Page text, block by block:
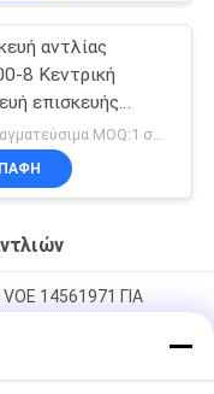
αντλίας
8 Κεντρική
επισκευής
Διαπραγματεύσιμα MOQ:1 σύνολο
14561971 ΓΙΑ
14537295 ΓΙΑ